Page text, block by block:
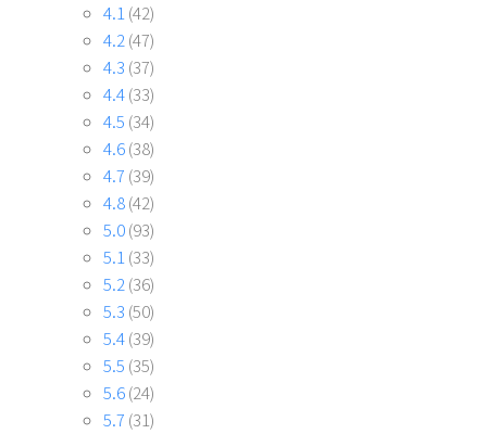
4.1(42)
4.2(47)
4.3 (37)
4.4(33)
4.5 (34)
4.6(38)
4.7 (39)
4.8(42)
5.0(93)
5.1(33)
5.2(36)
5.3 (50)
5.4(39)
5.5 (35)
5.6(24)
5.7 (31)